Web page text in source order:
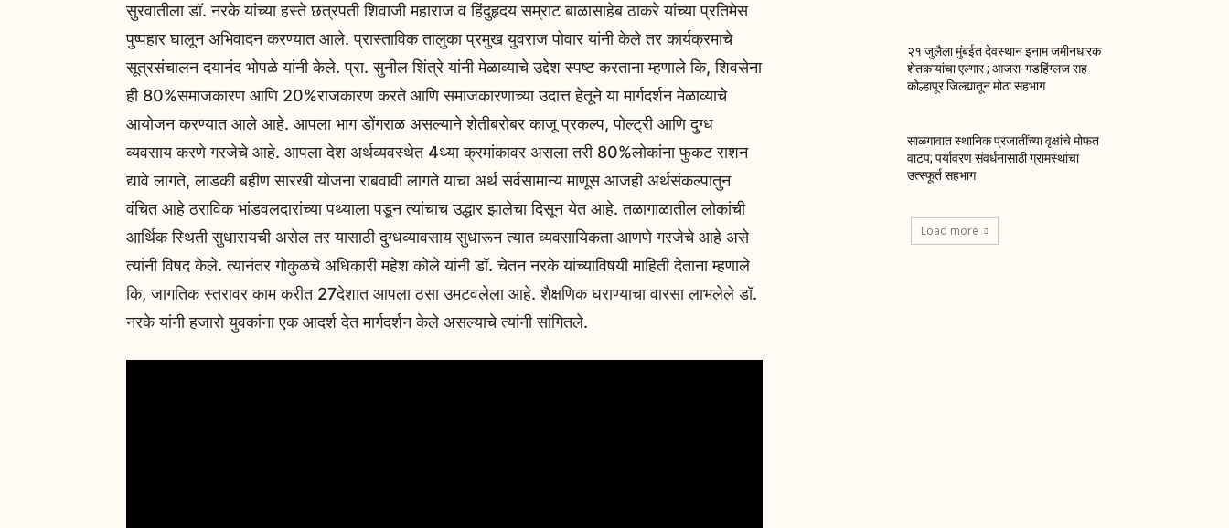
सुरवातीला डॉ. नरके यांच्या हस्ते छत्रपती शिवाजी महाराज व हिंदुहृदय सम्राट बाळासाहेब ठाकरे यांच्या प्रतिमेस
पुष्पहार घालून अभिवादन करण्यात आले. प्रास्ताविक तालुका प्रमुख युवराज पोवार यांनी केले तर कार्यक्रमाचे
सूत्रसंचालन दयानंद भोपळे यांनी केले. प्रा. सुनील शिंत्रे यांनी मेळाव्याचे उद्देश स्पष्ट करताना म्हणाले कि, शिवसेना
ही 80%समाजकारण आणि 20%राजकारण करते आणि समाजकारणाच्या उदात्त हेतूने या मार्गदर्शन मेळाव्याचे
आयोजन करण्यात आले आहे. आपला भाग डोंगराळ असल्याने शेतीबरोबर काजू प्रकल्प, पोल्ट्री आणि दुग्ध
व्यवसाय करणे गरजेचे आहे. आपला देश अर्थव्यवस्थेत 4थ्या क्रमांकावर असला तरी 80%लोकांना फुकट राशन
द्यावे लागते, लाडकी बहीण सारखी योजना राबवावी लागते याचा अर्थ सर्वसामान्य माणूस आजही अर्थसंकल्पातुन
वंचित आहे ठराविक भांडवलदारांच्या पथ्याला पडून त्यांचाच उद्धार झालेचा दिसून येत आहे. तळागाळातील लोकांची
आर्थिक स्थिती सुधारायची असेल तर यासाठी दुग्धव्यावसाय सुधारून त्यात व्यवसायिकता आणणे गरजेचे आहे असे
त्यांनी विषद केले. त्यानंतर गोकुळचे अधिकारी महेश कोले यांनी डॉ. चेतन नरके यांच्याविषयी माहिती देताना म्हणाले
कि, जागतिक स्तरावर काम करीत 27देशात आपला ठसा उमटवलेला आहे. शैक्षणिक घराण्याचा वारसा लाभलेले डॉ.
नरके यांनी हजारो युवकांना एक आदर्श देत मार्गदर्शन केले असल्याचे त्यांनी सांगितले.
२१ जुलैला मुंबईत देवस्थान इनाम जमीनधारक
शेतकऱ्यांचा एल्गार ; आजरा-गडहिंग्लज सह
कोल्हापूर जिल्ह्यातून मोठा सहभाग
साळगावात स्थानिक प्रजातींच्या वृक्षांचे मोफत
वाटप; पर्यावरण संवर्धनासाठी ग्रामस्थांचा
उत्स्फूर्त सहभाग
Load more